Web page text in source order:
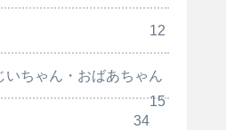
12
いちゃん・おばあちゃん
15
34